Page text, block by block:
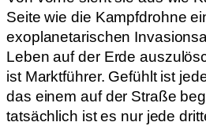
Seite wie die Kampfdrohne
exoplanetarischen
Leben auf der Erde
ist Marktführer. Gefühlt ist
das einem auf der Straße
tatsächlich ist es nur jede